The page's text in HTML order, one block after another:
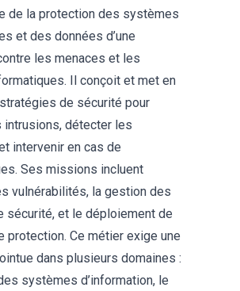
de la protection des systèmes
et des données d’une
les menaces et les
Il conçoit et met en
de sécurité pour
intrusions, détecter les
intervenir en cas de
Ses missions incluent
vulnérabilités, la gestion des
sécurité, et le déploiement de
protection. Ce métier exige une
dans plusieurs domaines :
systèmes d’information, le